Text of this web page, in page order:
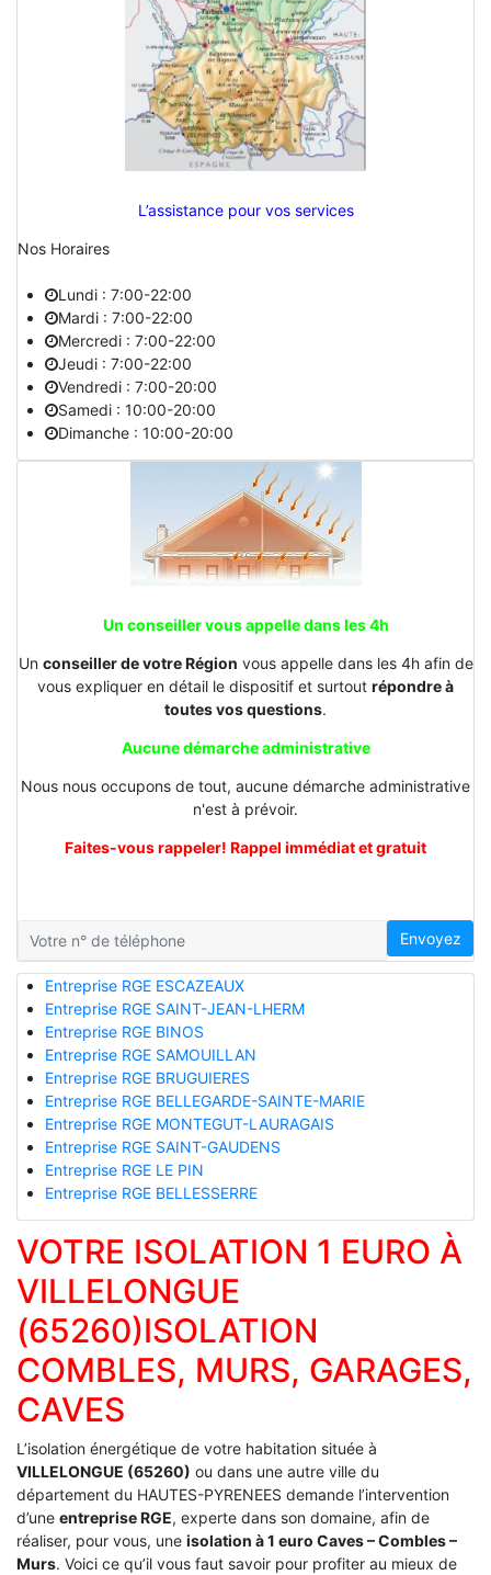
L’assistance pour vos services
Nos Horaires
Lundi : 7:00-22:00
Mardi : 7:00-22:00
Mercredi : 7:00-22:00
Jeudi : 7:00-22:00
Vendredi : 7:00-20:00
Samedi : 10:00-20:00
Dimanche : 10:00-20:00
Un conseiller vous appelle dans les 4h
Un conseiller de votre Région vous appelle dans les 4h afin de
vous expliquer en détail le dispositif et surtout répondre à
toutes vos questions.
Aucune démarche administrative
Nous nous occupons de tout, aucune démarche administrative
n'est à prévoir.
Faites-vous rappeler! Rappel immédiat et gratuit
Envoyez
Entreprise RGE ESCAZEAUX
Entreprise RGE SAINT-JEAN-LHERM
Entreprise RGE BINOS
Entreprise RGE SAMOUILLAN
Entreprise RGE BRUGUIERES
Entreprise RGE BELLEGARDE-SAINTE-MARIE
Entreprise RGE MONTEGUT-LAURAGAIS
Entreprise RGE SAINT-GAUDENS
Entreprise RGE LE PIN
Entreprise RGE BELLESSERRE
VOTRE ISOLATION 1 EURO À
VILLELONGUE
(65260)ISOLATION
COMBLES, MURS, GARAGES,
CAVES
L’isolation énergétique de votre habitation située à
VILLELONGUE (65260) ou dans une autre ville du
département du HAUTES-PYRENEES demande l’intervention
d’une entreprise RGE, experte dans son domaine, afin de
réaliser, pour vous, une isolation à 1 euro Caves – Combles –
Murs. Voici ce qu’il vous faut savoir pour profiter au mieux de